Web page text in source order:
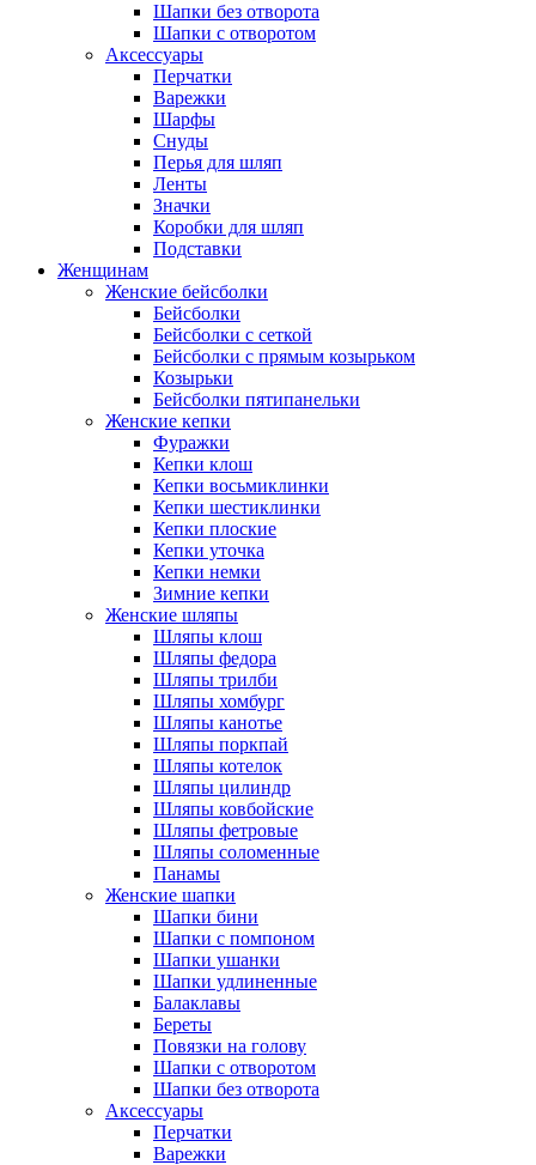
Шапки без отворота
Шапки с отворотом
Аксессуары
Перчатки
Варежки
Шарфы
Снуды
Перья для шляп
Ленты
Значки
Коробки для шляп
Подставки
Женщинам
Женские бейсболки
Бейсболки
Бейсболки с сеткой
Бейсболки с прямым козырьком
Козырьки
Бейсболки пятипанельки
Женские кепки
Фуражки
Кепки клош
Кепки восьмиклинки
Кепки шестиклинки
Кепки плоские
Кепки уточка
Кепки немки
Зимние кепки
Женские шляпы
Шляпы клош
Шляпы федора
Шляпы трилби
Шляпы хомбург
Шляпы канотье
Шляпы поркпай
Шляпы котелок
Шляпы цилиндр
Шляпы ковбойские
Шляпы фетровые
Шляпы соломенные
Панамы
Женские шапки
Шапки бини
Шапки с помпоном
Шапки ушанки
Шапки удлиненные
Балаклавы
Береты
Повязки на голову
Шапки с отворотом
Шапки без отворота
Аксессуары
Перчатки
Варежки